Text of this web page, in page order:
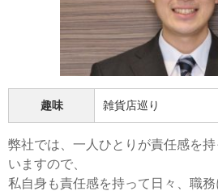
趣味 雑貨店巡り
弊社では、一人ひとりが責任感を
いますので、
私自身も責任感を持って日々、職務